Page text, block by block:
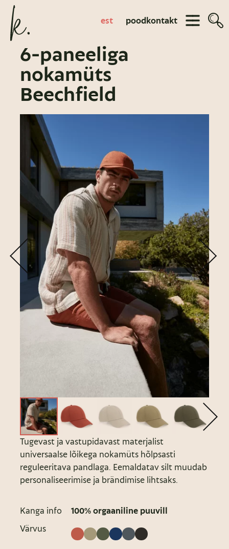
est poodkontakt
6-paneeliga
nokamüts
Beechfield
Tugevast ja vastupidavast materjalist
universaalse lõikega nokamüts hõlpsasti
reguleeritava pandlaga. Eemaldatav silt muudab
personaliseerimise ja brändimise lihtsaks.
Kanga info
100% orgaaniline puuvill
Värvus